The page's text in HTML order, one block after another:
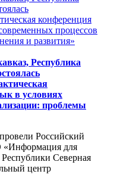
Республика
в условиях
проблемы
Российский
для
Северная
центр